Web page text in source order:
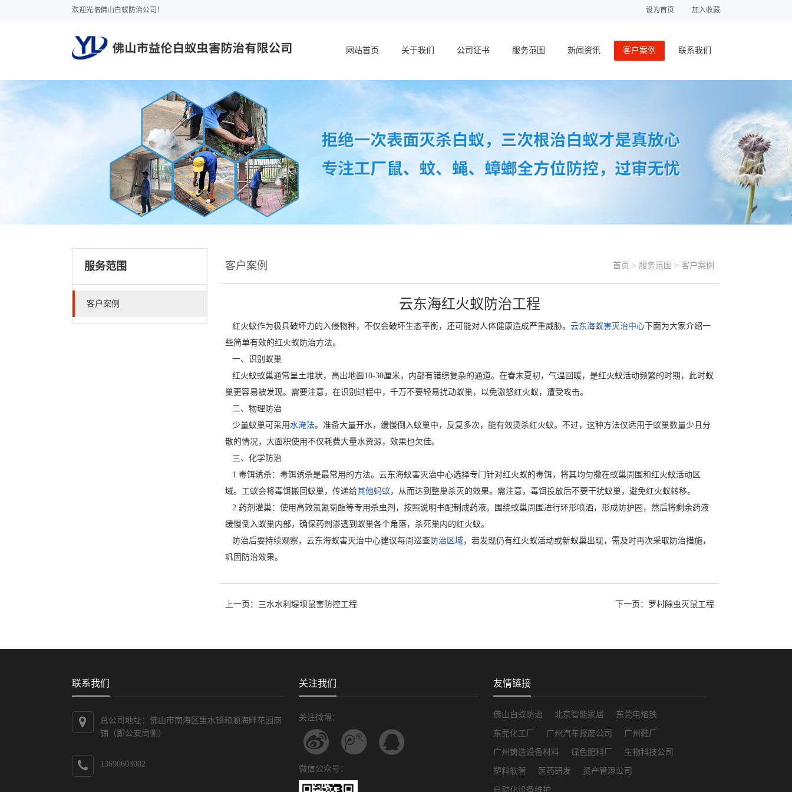
欢迎光临佛山白蚁防治公司！ 设为首页 加入收藏
网站首页 关于我们 公司证书 服务范围 新闻资讯 客户案例 联系我们
服务范围
客户案例
客户案例 首页 > 服务范围 > 客户案例
云东海红火蚁防治工程
红火蚁作为极具破坏力的入侵物种，不仅会破坏生态平衡，还可能对人体健康造成严重威胁。 云东海蚁害灭治中心 下面为大家介绍一
些简单有效的红火蚁防治方法。
一、识别蚁巢
红火蚁蚁巢通常呈土堆状，高出地面10-30厘米，内部有错综复杂的通道。在春末夏初，气温回暖，是红火蚁活动频繁的时期，此时蚁
巢更容易被发现。需要注意，在识别过程中，千万不要轻易扰动蚁巢，以免激怒红火蚁，遭受攻击。
二、物理防治
少量蚁巢可采用水淹法。准备大量开水，缓慢倒入蚁巢中，反复多次，能有效烫杀红火蚁。不过，这种方法仅适用于蚁巢数量少且分
散的情况，大面积使用不仅耗费大量水资源，效果也欠佳。
三、化学防治
1.毒饵诱杀：毒饵诱杀是最常用的方法。云东海蚁害灭治中心选择专门针对红火蚁的毒饵，将其均匀撒在蚁巢周围和红火蚁活动区
域。工蚁会将毒饵搬回蚁巢，传递给其他蚂蚁 ，从而达到整巢杀灭的效果。需注意，毒饵投放后不要干扰蚁巢，避免红火蚁转移。
2.药剂灌巢：使用高效氯氰菊酯等专用杀虫剂，按照说明书配制成药液。围绕蚁巢周围进行环形喷洒，形成防护圈，然后将剩余药液
缓慢倒入蚁巢内部，确保药剂渗透到蚁巢各个角落，杀死巢内的红火蚁。
防治后要持续观察，云东海蚁害灭治中心建议每周巡查防治区域，若发现仍有红火蚁活动或新蚁巢出现，需及时再次采取防治措施，
巩固防治效果。
上一页： 三水水利堤坝鼠害防控工程 下一页： 罗村除虫灭鼠工程
联系我们
总公司地址：佛山市南海区里水镇和顺海畔花园商
铺（即公安局侧）
13690603002
关注我们
关注微博：
微信公众号：
友情链接
佛山白蚁防治 北京智能家居 东莞电烙铁
东莞化工厂 广州汽车报废公司 广州鞋厂
广州铸造设备材料 绿色肥料厂 生物科技公司
塑料软管 医药研发 资产管理公司
自动化设备维护